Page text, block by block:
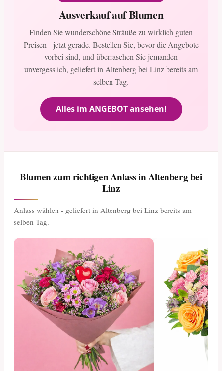
Ausverkauf auf Blumen
Finden Sie wunderschöne Sträuße zu wirklich guten
Preisen - jetzt gerade. Bestellen Sie, bevor die Angebote
vorbei sind, und überraschen Sie jemanden
unvergesslich, geliefert in Altenberg bei Linz bereits am
selben Tag.
Alles im ANGEBOT ansehen!
Blumen zum richtigen Anlass in Altenberg bei
Linz
Anlass wählen - geliefert in Altenberg bei Linz bereits am
selben Tag.